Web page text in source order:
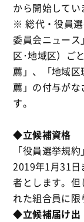
から開始してい
※ 総代・役員
委員会ニュー
区･地域区）ご
薦」、「地域
薦」の付与が
す。
◆立候補資格
「役員選挙規
2019年1月31日
者とします。
れた組合員に限
◆立候補届け出